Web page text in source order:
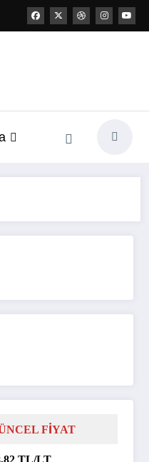
FİYAT
TL/LT